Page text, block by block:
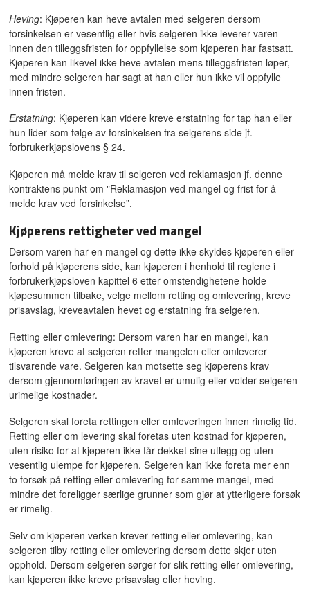
Heving: Kjøperen kan heve avtalen med selgeren dersom
forsinkelsen er vesentlig eller hvis selgeren ikke leverer varen
innen den tilleggsfristen for oppfyllelse som kjøperen har fastsatt.
Kjøperen kan likevel ikke heve avtalen mens tilleggsfristen løper,
med mindre selgeren har sagt at han eller hun ikke vil oppfylle
innen fristen.
Erstatning: Kjøperen kan videre kreve erstatning for tap han eller
hun lider som følge av forsinkelsen fra selgerens side jf.
forbrukerkjøpslovens § 24.
Kjøperen må melde krav til selgeren ved reklamasjon jf. denne
kontraktens punkt om "Reklamasjon ved mangel og frist for å
melde krav ved forsinkelse”.
Kjøperens rettigheter ved mangel
Dersom varen har en mangel og dette ikke skyldes kjøperen eller
forhold på kjøperens side, kan kjøperen i henhold til reglene i
forbrukerkjøpsloven kapittel 6 etter omstendighetene holde
kjøpesummen tilbake, velge mellom retting og omlevering, kreve
prisavslag, kreveavtalen hevet og erstatning fra selgeren.
Retting eller omlevering: Dersom varen har en mangel, kan
kjøperen kreve at selgeren retter mangelen eller omleverer
tilsvarende vare. Selgeren kan motsette seg kjøperens krav
dersom gjennomføringen av kravet er umulig eller volder selgeren
urimelige kostnader.
Selgeren skal foreta rettingen eller omleveringen innen rimelig tid.
Retting eller om levering skal foretas uten kostnad for kjøperen,
uten risiko for at kjøperen ikke får dekket sine utlegg og uten
vesentlig ulempe for kjøperen. Selgeren kan ikke foreta mer enn
to forsøk på retting eller omlevering for samme mangel, med
mindre det foreligger særlige grunner som gjør at ytterligere forsøk
er rimelig.
Selv om kjøperen verken krever retting eller omlevering, kan
selgeren tilby retting eller omlevering dersom dette skjer uten
opphold. Dersom selgeren sørger for slik retting eller omlevering,
kan kjøperen ikke kreve prisavslag eller heving.